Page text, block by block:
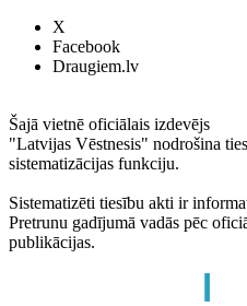
X
Facebook
Draugiem.lv
Šajā vietnē oficiālais izdevējs
"Latvijas Vēstnesis" nodrošina
sistematizācijas funkciju.
Sistematizēti tiesību akti ir
Pretrunu gadījumā vadās pēc
publikācijas.